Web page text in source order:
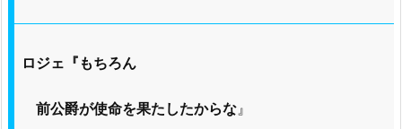
ロジェ『もちろん
前公爵が使命を果たしたからな』